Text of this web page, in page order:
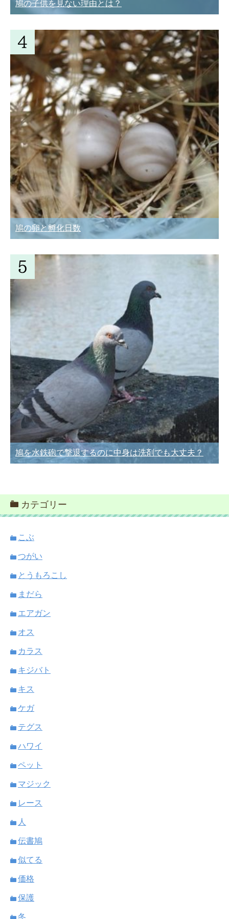
鳩の子供を見ない理由とは？
鳩の卵と孵化日数
鳩を水鉄砲で撃退するのに中身は洗剤でも大丈夫？
カテゴリー
こぶ
つがい
とうもろこし
まだら
エアガン
オス
カラス
キジバト
キス
ケガ
テグス
ハワイ
ペット
マジック
レース
人
伝書鳩
似てる
価格
保護
冬